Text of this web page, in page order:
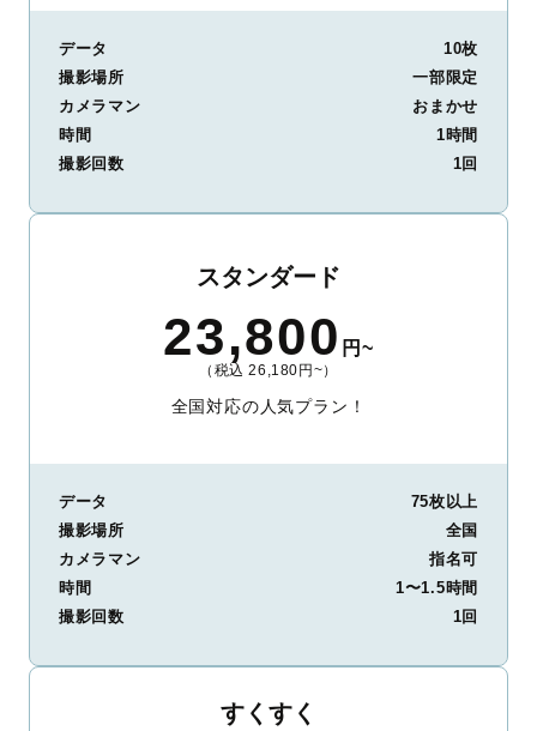
データ
10枚
撮影場所
一部限定
カメラマン
おまかせ
時間
1時間
撮影回数
1回
スタンダード
23,800 円~
（税込 26,180円~）
全国対応の人気プラン！
データ
75枚以上
撮影場所
全国
カメラマン
指名可
時間
1〜1.5時間
撮影回数
1回
すくすく